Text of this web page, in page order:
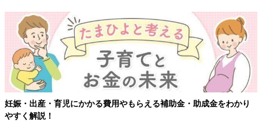
妊娠・出産・育児にかかる費用やもらえる補助金・助成金をわかり
やすく解説！